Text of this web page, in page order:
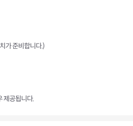
가 준비합니다.)
제공됩니다.